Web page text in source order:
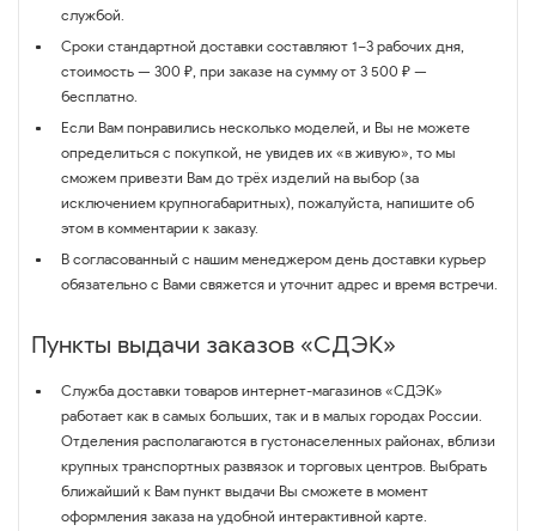
службой.
Сроки стандартной доставки составляют 1–3 рабочих дня,
стоимость — 300 ₽, при заказе на сумму от 3 500 ₽ —
бесплатно.
Если Вам понравились несколько моделей, и Вы не можете
определиться с покупкой, не увидев их «в живую», то мы
сможем привезти Вам до трёх изделий на выбор (за
исключением крупногабаритных), пожалуйста, напишите об
этом в комментарии к заказу.
В согласованный с нашим менеджером день доставки курьер
обязательно с Вами свяжется и уточнит адрес и время встречи.
Пункты выдачи заказов «СДЭК»
Служба доставки товаров интернет-магазинов «СДЭК»
работает как в самых больших, так и в малых городах России.
Отделения располагаются в густонаселенных районах, вблизи
крупных транспортных развязок и торговых центров. Выбрать
ближайший к Вам пункт выдачи Вы сможете в момент
оформления заказа на удобной интерактивной карте.